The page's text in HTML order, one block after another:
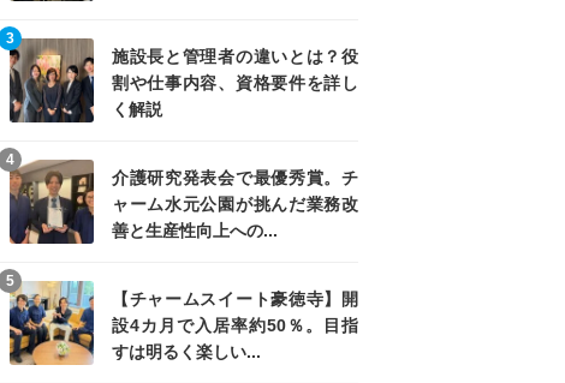
施設長と管理者の違いとは？役
割や仕事内容、資格要件を詳し
く解説
3
介護研究発表会で最優秀賞。チ
ャーム水元公園が挑んだ業務改
善と生産性向上への...
4
【チャームスイート豪徳寺】開
設4カ月で入居率約50％。目指
すは明るく楽しい...
5